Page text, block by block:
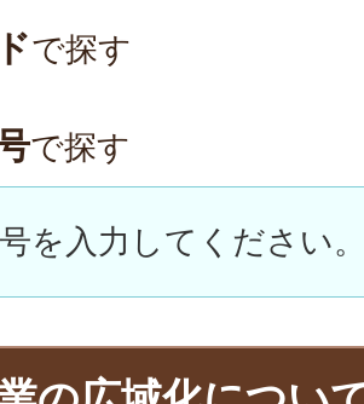
で探す
で探す